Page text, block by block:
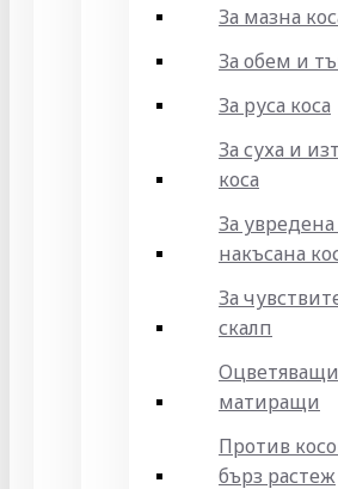
За мазна
За обем и
За руса коса
За суха и
коса
За увредена
накъсана
За
скалп
матиращи
Против
бърз растеж